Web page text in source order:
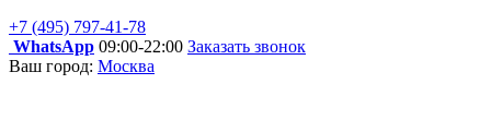
+7 (495) 797-41-78
WhatsApp 09:00-22:00 Заказать звонок
Ваш город: Москва